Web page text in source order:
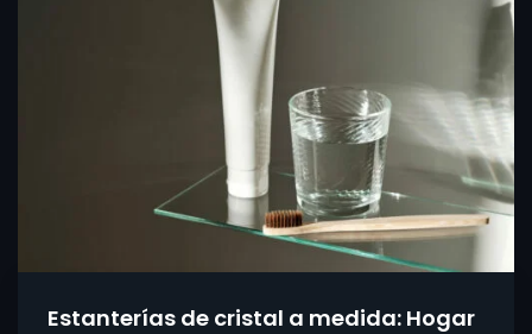
Estanterías de cristal a medida: Hogar